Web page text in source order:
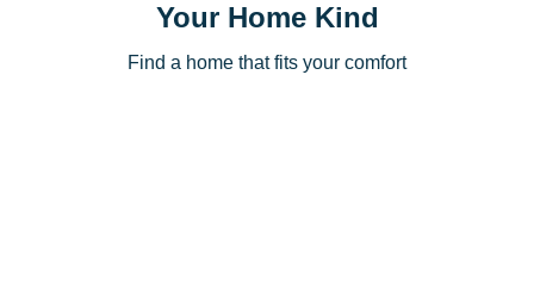
Your Home Kind
Find a home that fits your comfort